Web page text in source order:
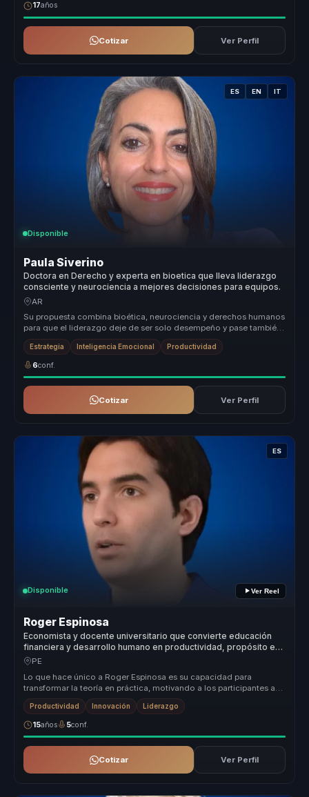
17años
Cotizar Ver Perfil
ES EN IT
Disponible
Paula Siverino
Doctora en Derecho y experta en bioetica que lleva liderazgo
consciente y neurociencia a mejores decisiones para equipos.
AR
Su propuesta combina bioética, neurociencia y derechos humanos
para que el liderazgo deje de ser solo desempeño y pase también
por respon...
Estrategia Inteligencia Emocional Productividad
6conf.
Cotizar Ver Perfil
ES
Disponible Ver Reel
Roger Espinosa
Economista y docente universitario que convierte educación
financiera y desarrollo humano en productividad, propósito e
impacto social para organizaciones.
PE
Lo que hace único a Roger Espinosa es su capacidad para
transformar la teoría en práctica, motivando a los participantes a
aplicar lo apr...
Productividad Innovación Liderazgo
15años 5conf.
Cotizar Ver Perfil